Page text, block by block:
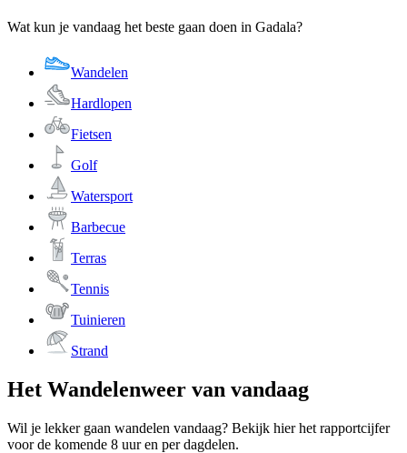
Wat kun je vandaag het beste gaan doen in Gadala?
Wandelen
Hardlopen
Fietsen
Golf
Watersport
Barbecue
Terras
Tennis
Tuinieren
Strand
Het Wandelenweer van vandaag
Wil je lekker gaan wandelen vandaag? Bekijk hier het rapportcijfer
voor de komende 8 uur en per dagdelen.